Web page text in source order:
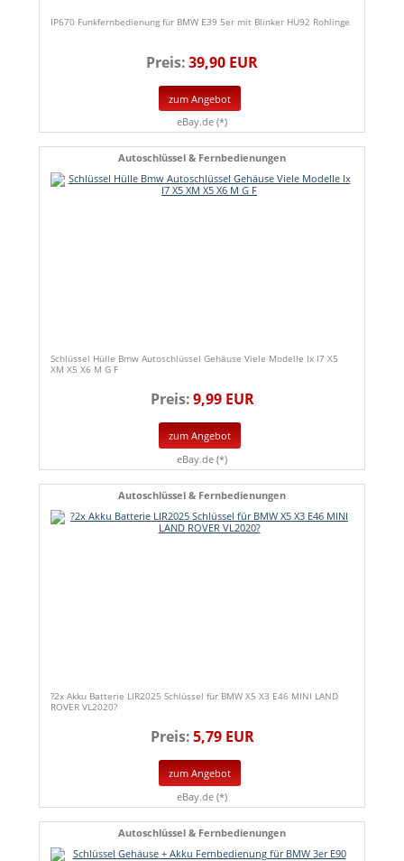
IP670 Funkfernbedienung für BMW E39 5er mit Blinker HU92 Rohlinge
Preis:39,90 EUR
zum Angebot
eBay.de (*)
Autoschlüssel & Fernbedienungen
Schlüssel Hülle Bmw Autoschlüssel Gehäuse Viele Modelle Ix I7 X5
XM X5 X6 M G F
Preis:9,99 EUR
zum Angebot
eBay.de (*)
Autoschlüssel & Fernbedienungen
?2x Akku Batterie LIR2025 Schlüssel für BMW X5 X3 E46 MINI LAND
ROVER VL2020?
Preis:5,79 EUR
zum Angebot
eBay.de (*)
Autoschlüssel & Fernbedienungen